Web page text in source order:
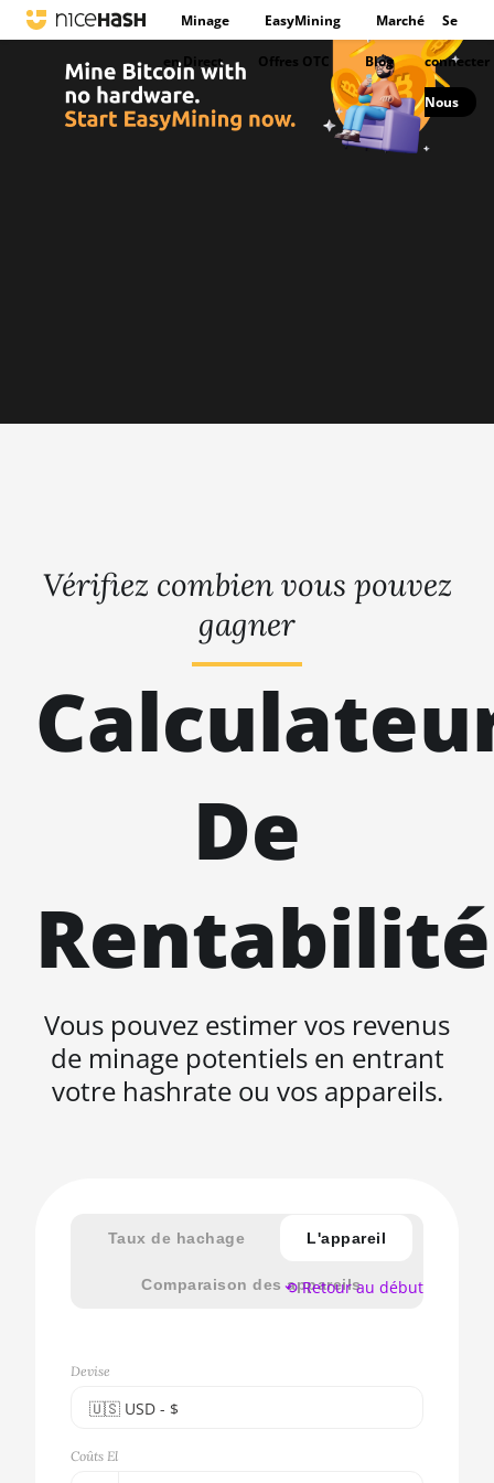
Minage EasyMining Marché
en Direct Offres OTC Blog
Se
connecter
Nous
Vérifiez combien vous pouvez
gagner
De
Rentabilité
Vous pouvez estimer vos revenus
de minage potentiels en entrant
votre hashrate ou vos appareils.
Taux de hachage L'appareil
Comparaison des appareils
Devise
🇺🇸ㅤ USD - $
🇪🇺ㅤ EUR - €
Coûts El
⟲ Retour au début